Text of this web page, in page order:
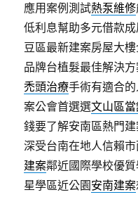
應用案例測試熱泵維修
低利息幫助多元借款
豆區最新建案房屋大
品牌台植髮最佳解決
禿頭治療手術有適合
案公會首選選文山區
錢要了解安南區熱門
深受台南在地人信賴
建案鄰近國際學校優
星學區近公園安南建案